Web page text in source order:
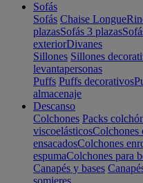
Sofás
Sofás Chaise Longue
plazasSofás 3 plazas
exteriorDivanes
Sillones Sillones
levantapersonas
Puffs Puffs decorativos
almacenaje
Descanso
Colchones Packs
viscoelásticosColchones
ensacadosColchones
espumaColchones para
Canapés y bases
somieres